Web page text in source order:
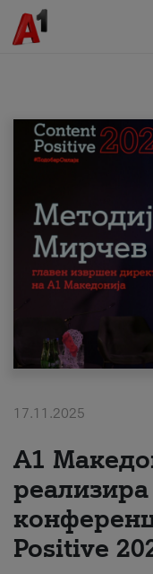
МК EN
Приватни
Поддршка
Надополни кредит
#ПодобарОнлајн
17.11.2025
А1
Positive